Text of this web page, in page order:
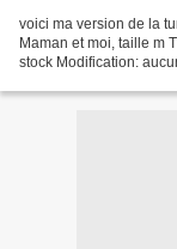
voici ma version de la
Maman et moi, taille m
stock Modification: